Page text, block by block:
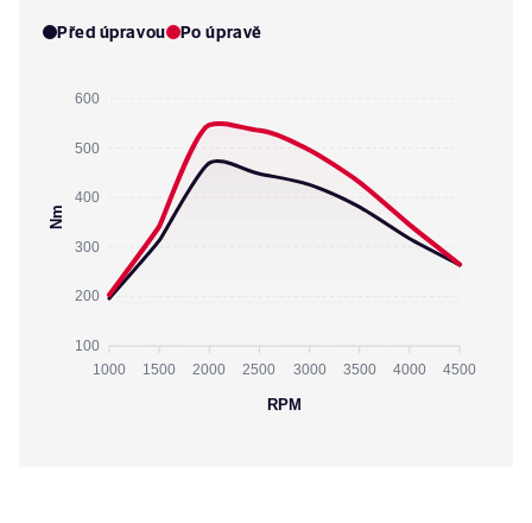
Před úpravou Po úpravě
600
500
400
300
200
100
Nm
1000 1500 2000 2500 3000 3500 4000 4500
RPM